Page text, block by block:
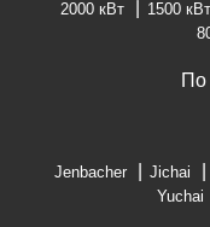
2000 кВт
1500 кВт
По
Jenbacher Jichai
Yuchai